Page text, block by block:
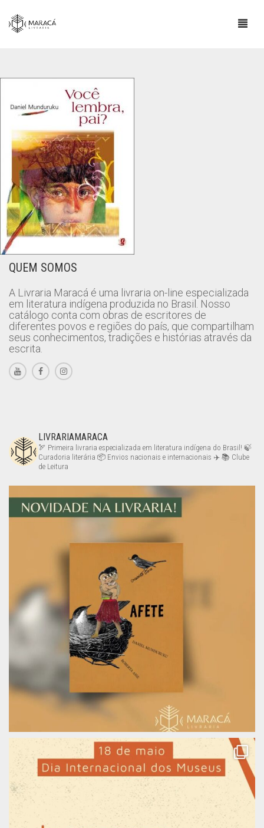
SOBRE
ESCRITORES INDÍGENAS
CONTATO
INFORMAÇÕES IMPORTANTES
BLOG
COMPRAS E POLÍTICA DE ENVIO
CART
QUEM SOMOS
A Livraria Maracá é uma livraria on-line especializada
em literatura indígena produzida no Brasil. Nosso
catálogo conta com obras de escritores de
diferentes povos e regiões do país, que compartilham
seus conhecimentos, tradições e histórias através da
escrita.
LIVRARIAMARACA
🏹 Primeira livraria especializada em literatura indígena do Brasil! 🍃
Curadoria literária 📦 Envios nacionais e internacionais ✈️ 📚 Clube
de Leitura